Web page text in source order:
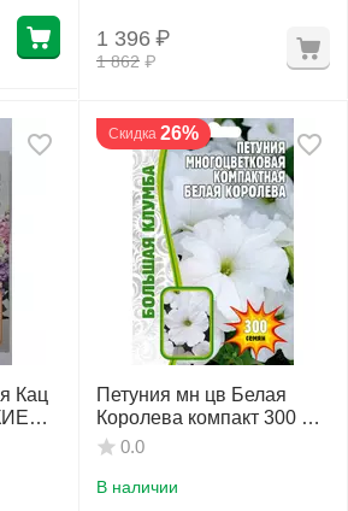
1 862 ₽
1 396 ₽
Кац
Скидка 26%
Петуния мн цв Белая
Королева компакт 300 шт
РЕДКИЕ СЕМЕНА
0.0
В наличии